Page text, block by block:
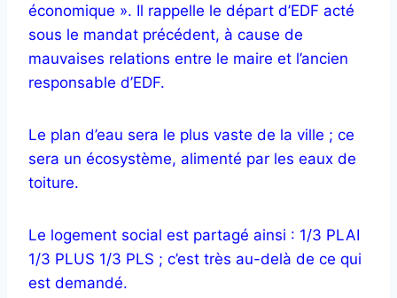
économique ». Il rappelle le départ d’EDF acté
sous le mandat précédent, à cause de
mauvaises relations entre le maire et l’ancien
responsable d’EDF.
Le plan d’eau sera le plus vaste de la ville ; ce
sera un écosystème, alimenté par les eaux de
toiture.
Le logement social est partagé ainsi : 1/3 PLAI
1/3 PLUS 1/3 PLS ; c’est très au-delà de ce qui
est demandé.